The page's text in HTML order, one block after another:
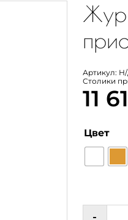
Артикул:
Столики
11
Цвет
-